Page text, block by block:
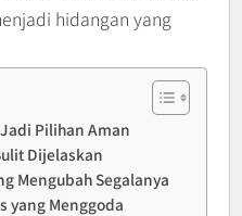
hidangan yang
Pilihan Aman
Dijelaskan
Mengubah Segalanya
yang Menggoda